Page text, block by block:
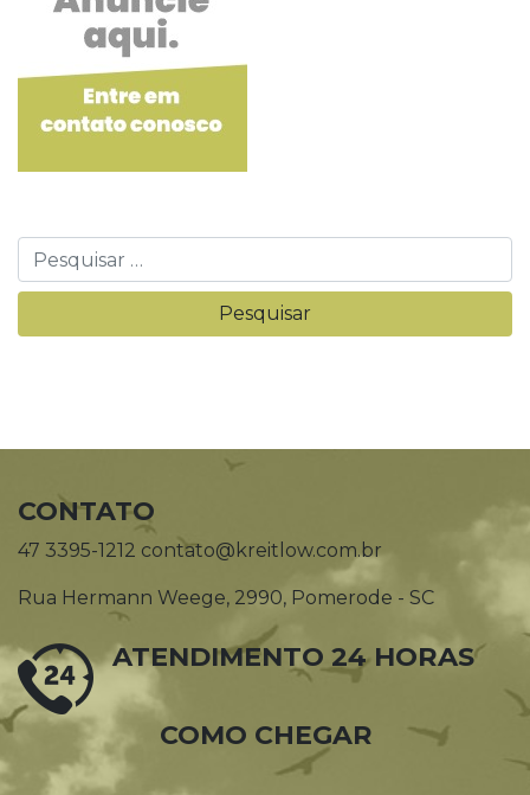
CONTATO
47 3395-1212 contato@kreitlow.com.br
Rua Hermann Weege, 2990, Pomerode - SC
ATENDIMENTO 24 HORAS
COMO CHEGAR